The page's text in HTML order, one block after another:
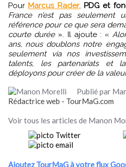
Pour Marcus Rader, PDG et
France n’est pas seulement
référence pour ce que sera
courte durée». Il ajoute : «
ans, nous doublons notre
seulement via nos
talents, les partenariats et
déployons pour créer de la
Publié par
Rédactrice web - TourMaG.com
Voir tous les articles de Manon
Ajoutez TourMaG à votre flux